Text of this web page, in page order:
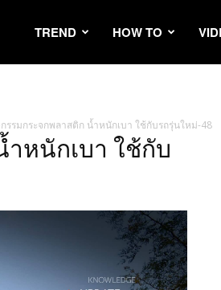
TREND HOW TO
รมกระจกพลาสติก น้ำหนักเบา ใช้กับรถรุ่นใหม่-48
หนักเบา ใช้กับ